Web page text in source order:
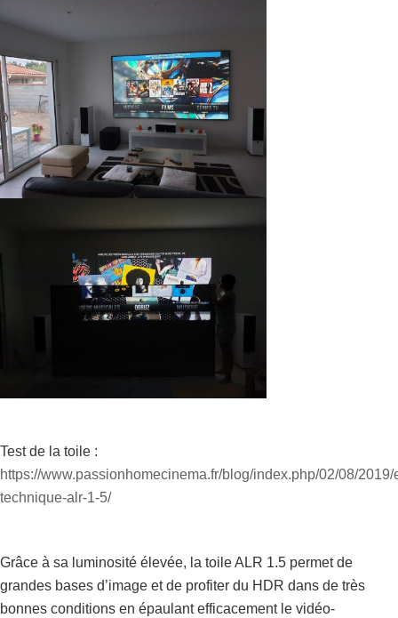
Test de la toile :
https://www.passionhomecinema.fr/blog/index.php/02/08/2019/
technique-alr-1-5/
Grâce à sa luminosité élevée, la toile ALR 1.5 permet de
grandes bases d’image et de profiter du HDR dans de très
bonnes conditions en épaulant efficacement le vidéo-